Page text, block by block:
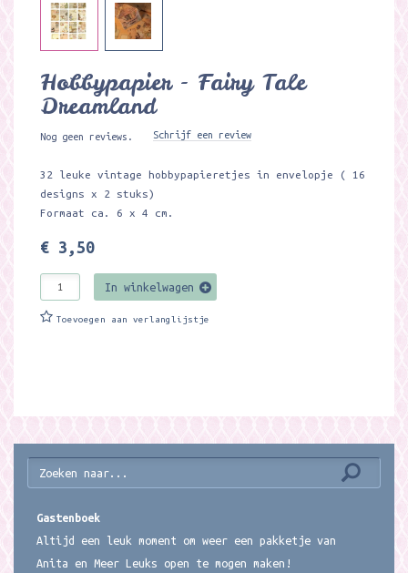
Hobbypapier - Fairy Tale
Dreamland
Nog geen reviews. Schrijf een review
32 leuke vintage hobbypapieretjes in envelopje ( 16
designs x 2 stuks)
Formaat ca. 6 x 4 cm.
€ 3,50
In winkelwagen
Toevoegen aan verlanglijstje
Gastenboek
Altijd een leuk moment om weer een pakketje van
Anita en Meer Leuks open te mogen maken!